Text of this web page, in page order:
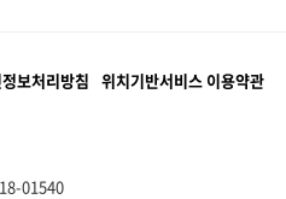
보처리방침 위치기반서비스 이용약관
01540